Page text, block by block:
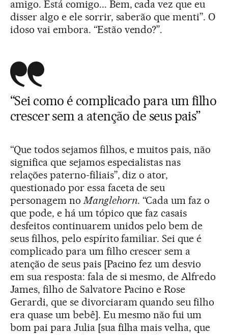
amigo. Está comigo... Bem, cada vez que eu
disser algo e ele sorrir, saberão que menti”. O
idoso vai embora. “Estão vendo?”.
“Sei como é complicado para um filho
crescer sem a atenção de seus pais”
“Que todos sejamos filhos, e muitos pais, não
significa que sejamos especialistas nas
relações paterno-filiais”, diz o ator,
questionado por essa faceta de seu
personagem noManglehorn. “Cada um faz o
que pode, e há um tópico que faz casais
desfeitos continuarem unidos pelo bem de
seus filhos, pelo espírito familiar. Sei que é
complicado para um filho crescer sem a
atenção de seus pais [Pacino fez um desvio
em sua resposta: fala de si mesmo, de Alfredo
James, filho de Salvatore Pacino e Rose
Gerardi, que se divorciaram quando seu filho
era quase um bebê]. Eu mesmo não fui um
bom pai para Julia [sua filha mais velha, que